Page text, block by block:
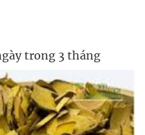
trong 3 tháng